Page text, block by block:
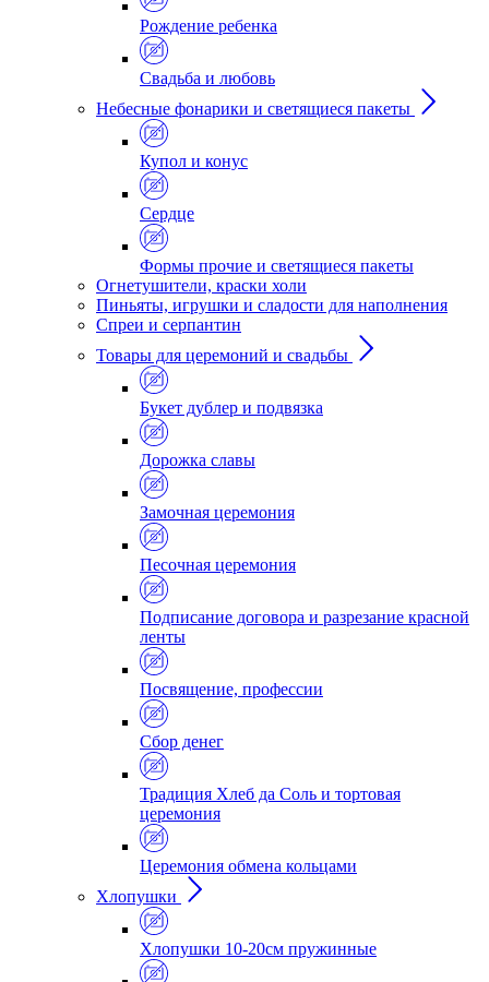
Рождение ребенка
Свадьба и любовь
Небесные фонарики и светящиеся пакеты
Купол и конус
Сердце
Формы прочие и светящиеся пакеты
Огнетушители, краски холи
Пиньяты, игрушки и сладости для наполнения
Спреи и серпантин
Товары для церемоний и свадьбы
Букет дублер и подвязка
Дорожка славы
Замочная церемония
Песочная церемония
Подписание договора и разрезание красной
ленты
Посвящение, профессии
Сбор денег
Традиция Хлеб да Соль и тортовая
церемония
Церемония обмена кольцами
Хлопушки
Хлопушки 10-20см пружинные